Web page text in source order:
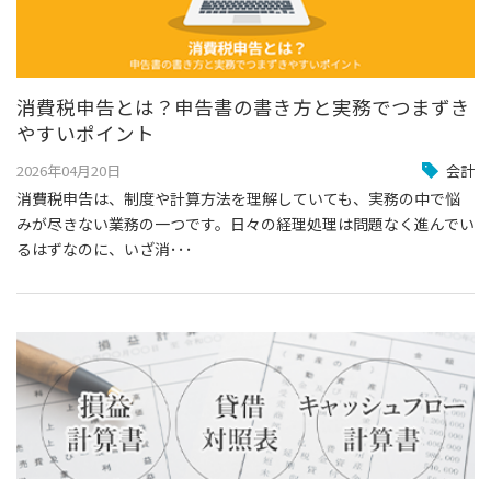
消費税申告とは？申告書の書き方と実務でつまずき
やすいポイント
2026年04月20日 会計
消費税申告は、制度や計算方法を理解していても、実務の中で悩
みが尽きない業務の一つです。日々の経理処理は問題なく進んでい
るはずなのに、いざ消･･･